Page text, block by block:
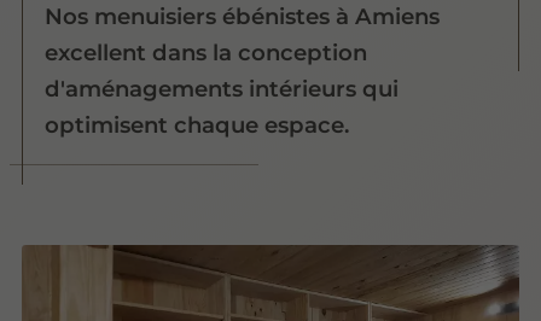
Nos menuisiers ébénistes à Amiens
excellent dans la conception
d'aménagements intérieurs qui
optimisent chaque espace.